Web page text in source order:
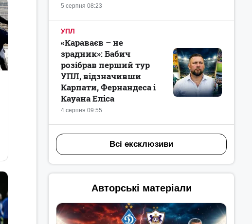
5 серпня 08:23
УПЛ
4 серпня 09:55
«Караваєв – не
зрадник»: Бабич
розібрав перший тур
УПЛ, відзначивши
Карпати, Фернандеса і
Кауана Еліса
Всі ексклюзиви
Авторські матеріали